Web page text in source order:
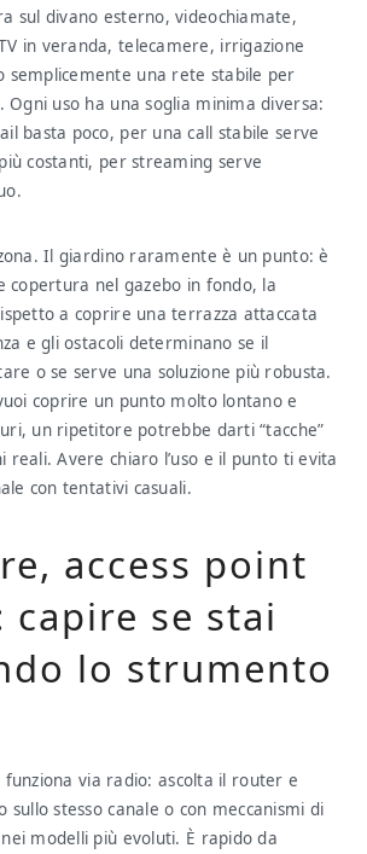
sul divano esterno, videochiamate,
in veranda, telecamere, irrigazione
semplicemente una rete stabile per
Ogni uso ha una soglia minima diversa:
basta poco, per una call stabile serve
costanti, per streaming serve
Il giardino raramente è un punto: è
copertura nel gazebo in fondo, la
a coprire una terrazza attaccata
e gli ostacoli determinano se il
o se serve una soluzione più robusta.
coprire un punto molto lontano e
un ripetitore potrebbe darti “tacche”
reali. Avere chiaro l’uso e il punto ti evita
con tentativi casuali.
access point
capire se stai
lo strumento
funziona via radio: ascolta il router e
sullo stesso canale o con meccanismi di
modelli più evoluti. È rapido da